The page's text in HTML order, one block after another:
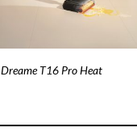
Dreame T16 Pro Heat